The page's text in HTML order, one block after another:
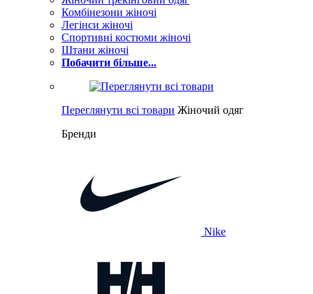
Комбінезони жіночі
Легінси жіночі
Спортивні костюми жіночі
Штани жіночі
Побачити більше...
Переглянути всі товари Жіночий одяг
Бренди
Nike